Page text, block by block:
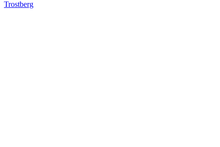
Trostberg